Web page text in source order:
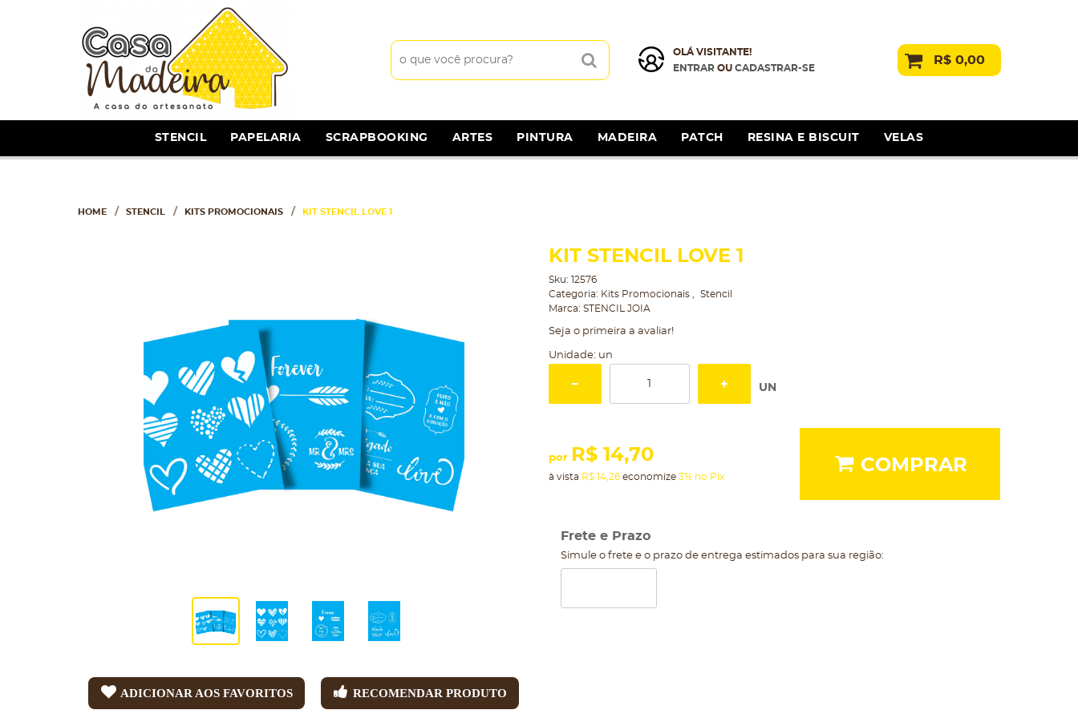
OLÁ VISITANTE!
ENTRAROU CADASTRAR-SE
R$ 0,00
STENCIL PAPELARIA SCRAPBOOKING ARTES PINTURA MADEIRA PATCH RESINA E BISCUIT VELAS
HOME STENCIL KITS PROMOCIONAIS KIT STENCIL LOVE 1
ADICIONAR AOS FAVORITOS RECOMENDAR PRODUTO
KIT STENCIL LOVE 1
Sku: 12576
Categoria: Kits Promocionais
Stencil
Marca: STENCIL JOIA
Seja o primeira a avaliar!
Unidade: un
UN
por R$ 14,70
à vista R$ 14,26economize 3% no Pix
COMPRAR
Frete e Prazo
Simule o frete e o prazo de entrega estimados para sua região: